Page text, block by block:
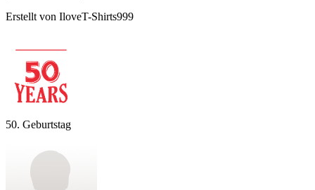
Erstellt von IloveT-Shirts999
50. Geburtstag